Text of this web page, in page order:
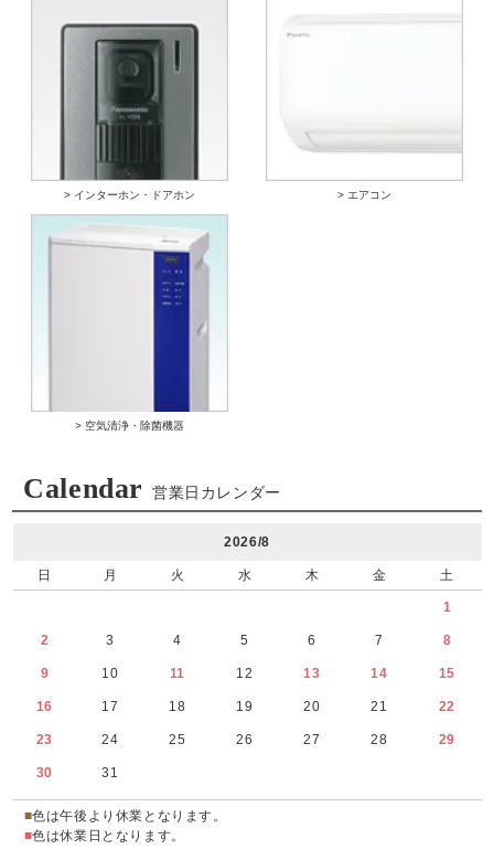
> インターホン・ドアホン > エアコン
> 空気清浄・除菌機器
Calendar 営業日カレンダー
2026/8
日 月 火 水 木 金 土
1
2 3 4 5 6 7 8
9 10 11 12 13 14 15
16 17 18 19 20 21 22
23 24 25 26 27 28 29
30 31
■色は午後より休業となります。
■色は休業日となります。